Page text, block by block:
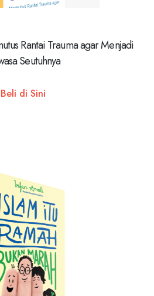
Rantai Trauma agar Menjadi
Seutuhnya
Beli di Sini